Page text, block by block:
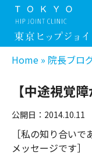
Home » 院長ブロ
【中途視覚
公開日：2014.10.11
［私の知り合い
メッセージです］